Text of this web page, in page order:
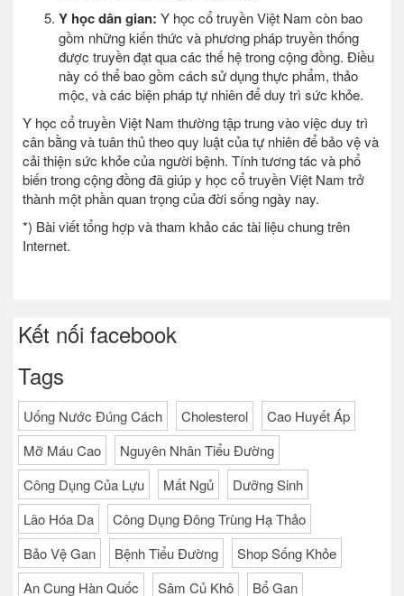
Y học dân gian: Y học cổ truyền Việt Nam còn bao
gồm những kiến thức và phương pháp truyền thống
được truyền đạt qua các thế hệ trong cộng đồng. Điều
này có thể bao gồm cách sử dụng thực phẩm, thảo
mộc, và các biện pháp tự nhiên để duy trì sức khỏe.
Y học cổ truyền Việt Nam thường tập trung vào việc duy trì
cân bằng và tuân thủ theo quy luật của tự nhiên để bảo vệ và
cải thiện sức khỏe của người bệnh. Tính tương tác và phổ
biến trong cộng đồng đã giúp y học cổ truyền Việt Nam trở
thành một phần quan trọng của đời sống ngày nay.
*) Bài viết tổng hợp và tham khảo các tài liệu chung trên
Internet.
Kết nối facebook
Tags
Uống Nước Đúng Cách Cholesterol
Cao Huyết Áp
Mỡ Máu Cao
Nguyên Nhân Tiểu Đường
Công Dụng Của Lựu
Mất Ngủ
Dưỡng Sinh
Lão Hóa Da
Công Dụng Đông Trùng Hạ Thảo
Bảo Vệ Gan
Bệnh Tiểu Đường
Shop Sống Khỏe
An Cung Hàn Quốc
Sâm Củ Khô
Bổ Gan